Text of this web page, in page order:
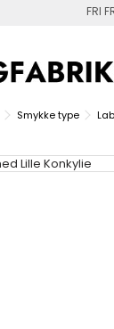
FRI
Smykke type